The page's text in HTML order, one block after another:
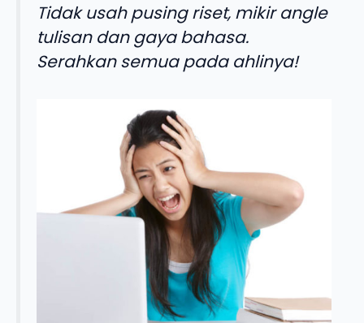
Tidak usah pusing riset, mikir angle
tulisan dan gaya bahasa.
Serahkan semua pada ahlinya!